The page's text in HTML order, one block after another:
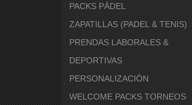
PACKS PÁDEL
ZAPATILLAS (PADEL & TENIS)
PRENDAS LABORALES &
DEPORTIVAS
PERSONALIZACIÓN
WELCOME PACKS TORNEOS